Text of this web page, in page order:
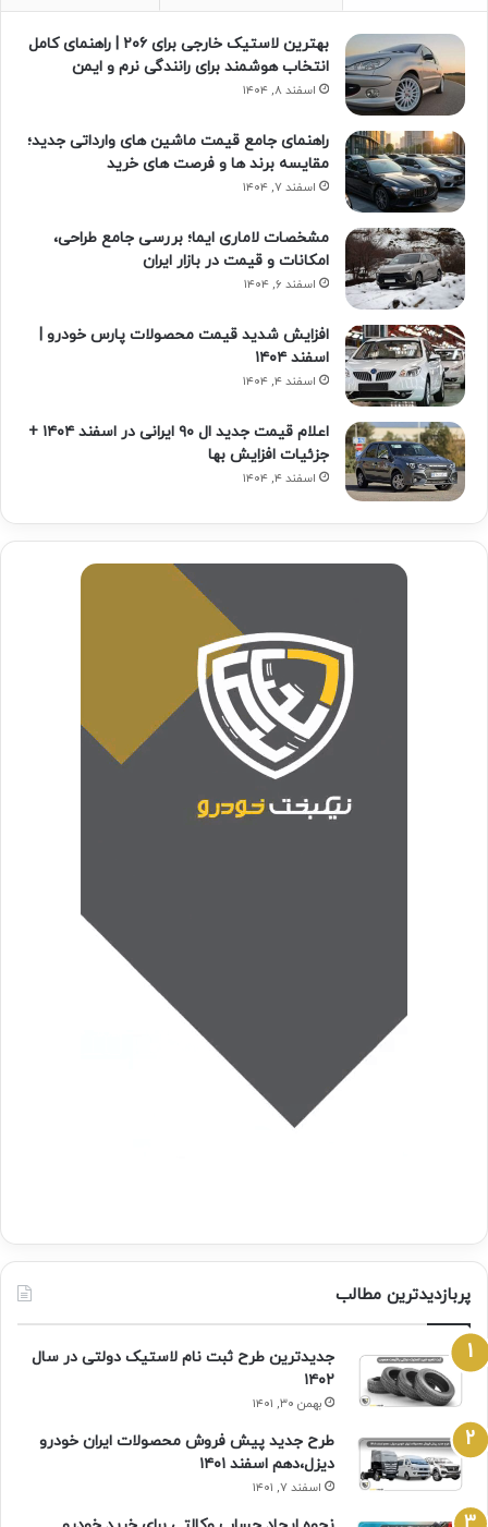
بهترین لاستیک خارجی برای ۲۰۶ | راهنمای کامل
انتخاب هوشمند برای رانندگی نرم و ایمن
اسفند ۸, ۱۴۰۴
راهنمای جامع قیمت ماشین های وارداتی جدید؛
مقایسه برند ها و فرصت های خرید
اسفند ۷, ۱۴۰۴
مشخصات لاماری ایما؛ بررسی جامع طراحی،
امکانات و قیمت در بازار ایران
اسفند ۶, ۱۴۰۴
افزایش شدید قیمت محصولات پارس خودرو |
اسفند ۱۴۰۴
اسفند ۴, ۱۴۰۴
اعلام قیمت جدید ال ۹۰ ایرانی در اسفند ۱۴۰۴ +
جزئیات افزایش بها
اسفند ۴, ۱۴۰۴
پربازدیدترین مطالب
جدیدترین طرح ثبت نام لاستیک دولتی در سال
۱۴۰۲
بهمن ۳۰, ۱۴۰۱
طرح جدید پیش فروش محصولات ایران خودرو
دیزل،دهم اسفند ۱۴۰۱
اسفند ۷, ۱۴۰۱